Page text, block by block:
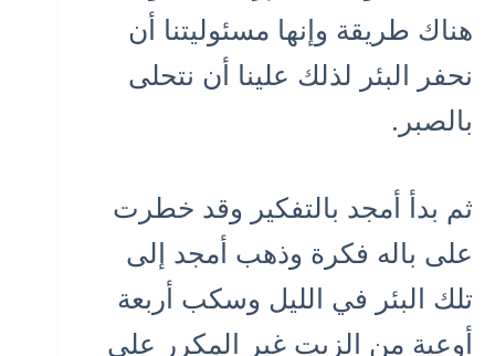
هناك طريقة وإنها مسئوليتنا أن
نحفر البئر لذلك علينا أن نتحلى
بالصبر.
ثم بدأ أمجد بالتفكير وقد خطرت
على باله فكرة وذهب أمجد إلى
تلك البئر في الليل وسكب أربعة
أوعية من الزيت غير المكرر على